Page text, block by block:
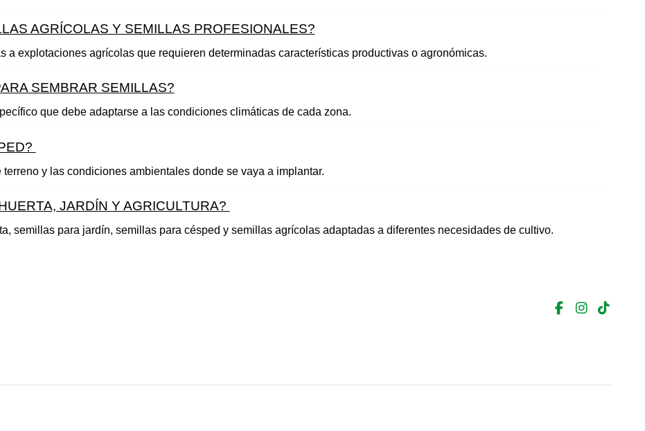
AGRÍCOLAS Y SEMILLAS PROFESIONALES?
a explotaciones agrícolas que requieren determinadas características productivas o agronómicas.
SEMBRAR SEMILLAS?
que debe adaptarse a las condiciones climáticas de cada zona.
y las condiciones ambientales donde se vaya a implantar.
JARDÍN Y AGRICULTURA?
semillas para jardín, semillas para césped y semillas agrícolas adaptadas a diferentes necesidades de cultivo.